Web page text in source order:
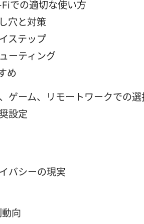
Fiでの適切な使い方
穴と対策
ステップ
ーティング
め
ゲーム、リモートワークでの選
設定
バシーの現実
動向